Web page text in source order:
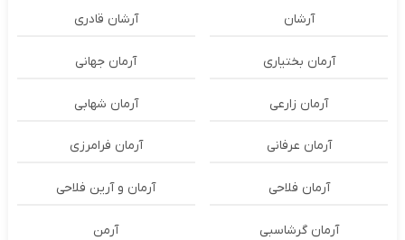
آرشان آرشان قادری
آرمان بختیاری آرمان جهانی
آرمان زارعی آرمان شهابی
آرمان عرفانی آرمان فرامرزی
آرمان فلاحی آرمان و آرین فلاحی
آرمان گرشاسبی آرمن